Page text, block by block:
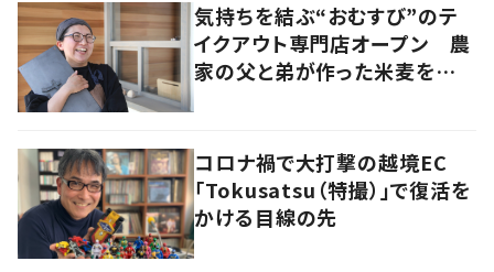
気持ちを結ぶ“おむすび”のテ
イクアウト専門店オープン 農
家の父と弟が作った米麦を使
コロナ禍で大打撃の越境EC
「Tokusatsu（特撮）」で復活を
かける目線の先